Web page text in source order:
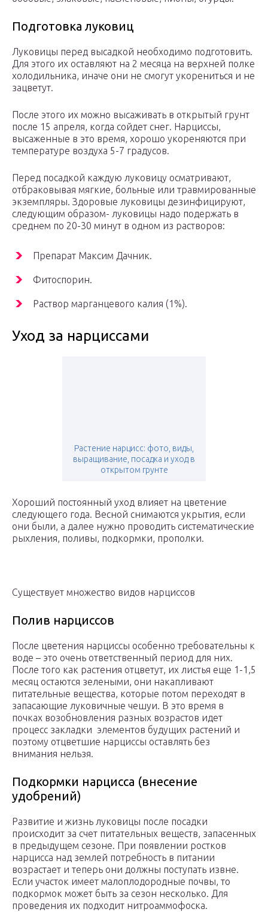
Подготовка луковиц
Луковицы перед высадкой необходимо подготовить.
Для этого их оставляют на 2 месяца на верхней полке
холодильника, иначе они не смогут укорениться и не
зацветут.
После этого их можно высаживать в открытый грунт
после 15 апреля, когда сойдет снег. Нарциссы,
высаженные в это время, хорошо укореняются при
температуре воздуха 5-7 градусов.
Перед посадкой каждую луковицу осматривают,
отбраковывая мягкие, больные или травмированные
экземпляры. Здоровые луковицы дезинфицируют,
следующим образом- луковицы надо подержать в
среднем по 20-30 минут в одном из растворов:
Препарат Максим Дачник.
Фитоспорин.
Раствор марганцевого калия (1%).
Уход за нарциссами
Растение нарцисс: фото, виды,
выращивание, посадка и уход в
открытом грунте
Хороший постоянный уход влияет на цветение
следующего года. Весной снимаются укрытия, если
они были, а далее нужно проводить систематические
рыхления, поливы, подкормки, прополки.
Существует множество видов нарциссов
Полив нарциссов
После цветения нарциссы особенно требовательны к
воде – это очень ответственный период для них.
После того как растения отцветут, их листья еще 1-1,5
месяц остаются зелеными, они накапливают
питательные вещества, которые потом переходят в
запасающие луковичные чешуи. В это время в
почках возобновления разных возрастов идет
процесс закладки элементов будущих растений и
поэтому отцветшие нарциссы оставлять без
внимания нельзя.
Подкормки нарцисса (внесение
удобрений)
Развитие и жизнь луковицы после посадки
происходит за счет питательных веществ, запасенных
в предыдущем сезоне. При появлении ростков
нарцисса над землей потребность в питании
возрастает и теперь они должны поступать извне.
Если участок имеет малоплодородные почвы, то
подкормок может быть за сезон несколько. Для
проведения их подходит нитроаммофоска.